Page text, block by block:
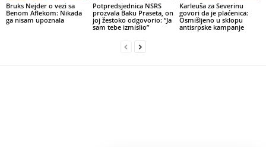
Bruks Nejder o vezi sa
Benom Aflekom: Nikada
ga nisam upoznala
Potpredsjednica NSRS
prozvala Baku Praseta, on
joj žestoko odgovorio: “Ja
sam tebe izmislio”
Karleuša za Severinu
govori da je plaćenica:
Osmišljeno u sklopu
antisrpske kampanje